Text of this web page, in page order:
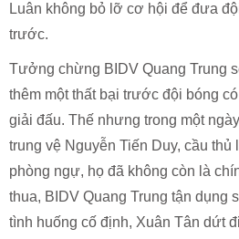
Luân không bỏ lỡ cơ hội để đưa
trước.
Tưởng chừng BIDV Quang Trung
thêm một thất bại trước đội bóng
giải đấu. Thế nhưng trong một
trung vệ Nguyễn Tiến Duy, cầu thủ
phòng ngự, họ đã không còn là
thua, BIDV Quang Trung tận dụng
tình huống cố định, Xuân Tân dứt